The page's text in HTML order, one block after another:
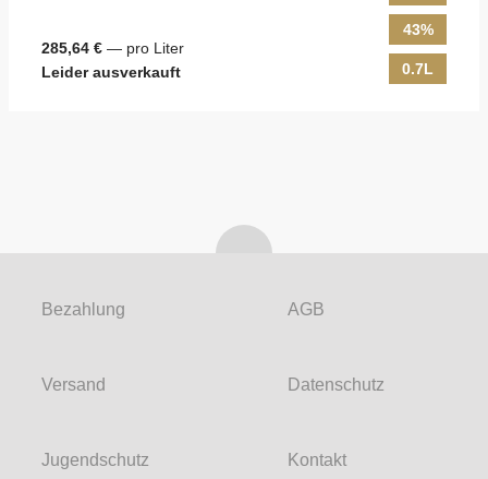
285,64 € — pro Liter
Leider ausverkauft
43%
0.7L
Bezahlung
Versand
AGB
Datenschutz
Jugendschutz Kontakt